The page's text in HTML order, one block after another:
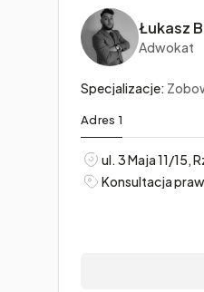
Łukasz
Adwokat
Specjalizacje:
Adres 1
ul. 3 Maja 11/15,
Konsultacja